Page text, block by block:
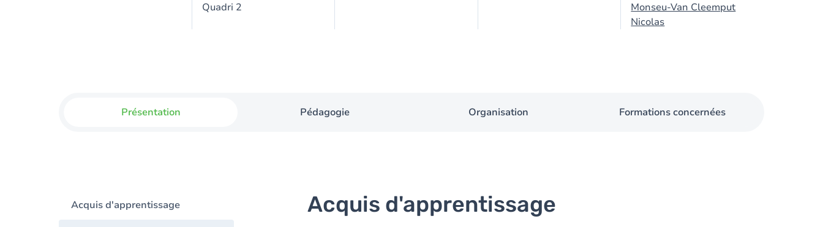
Quadri 2
Monseu-Van Cleemput
Nicolas
Présentation Pédagogie Organisation Formations concernées
Acquis d'apprentissage Acquis d'apprentissage